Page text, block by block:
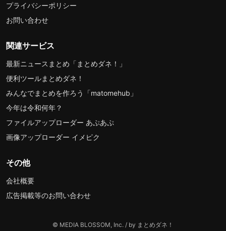
プライバシーポリシー
お問い合わせ
関連サービス
最新ニュースまとめ「まとめダネ！」
便利ツールまとめダネ！
みんなでまとめを作ろう「matomehub」
今年は令和何年？
ファイルアップローダー あぷあぷ
画像アップローダー イメピク
その他
会社概要
広告掲載等のお問い合わせ
© MEDIA BLOSSOM, Inc. / by まとめダネ！